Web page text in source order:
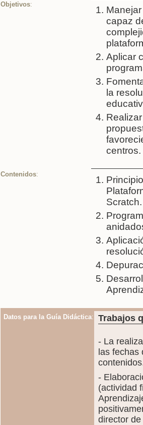
Objetivos:
capaz
Aplicar
la
centros.
Contenidos:
Scratch.
Datos para la Guía Didáctica: Trabajos
- La
las
-
(actividad
director